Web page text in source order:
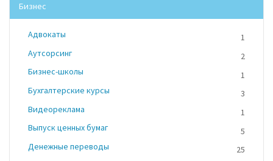
Бизнес
Адвокаты
1
Аутсорсинг
2
Бизнес-школы
1
Бухгалтерские курсы
3
Видеореклама
1
Выпуск ценных бумаг
5
Денежные переводы
25